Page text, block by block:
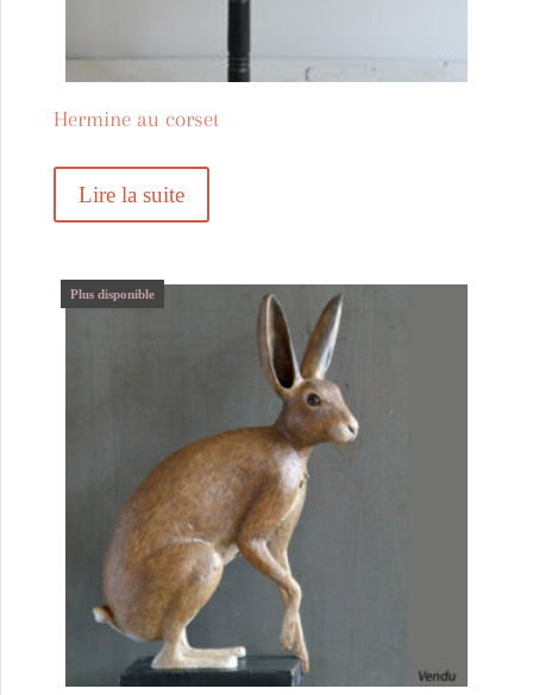
Hermine au corset
Lire la suite
Plus disponible